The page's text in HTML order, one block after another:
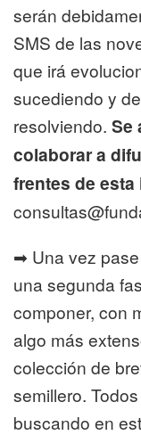
serán
SMS de las
que irá
sucediendo y
resolviendo. Se
colaborar a
frentes de
➡ Una vez
una segunda
componer, con
algo más
colección de
semillero.
buscando en